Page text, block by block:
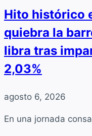
Hito histórico
quiebra la
libra tras
2,03%
agosto 6, 2026
En una jornada